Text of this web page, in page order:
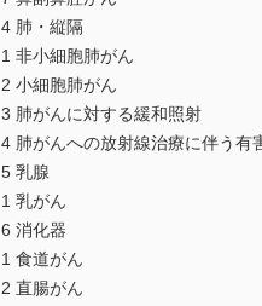
4 肺・縦隔
1 非小細胞肺がん
2 小細胞肺がん
3 肺がんに対する緩和照射
4 肺がんへの放射線治療に伴う有
5 乳腺
1 乳がん
6 消化器
1 食道がん
2 直腸がん